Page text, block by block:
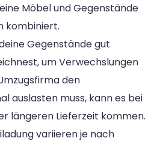
Möbel und Gegenstände
kombiniert.
Gegenstände gut
um Verwechslungen
den
auslasten muss, kann es bei
längeren Lieferzeit kommen.
variieren je nach